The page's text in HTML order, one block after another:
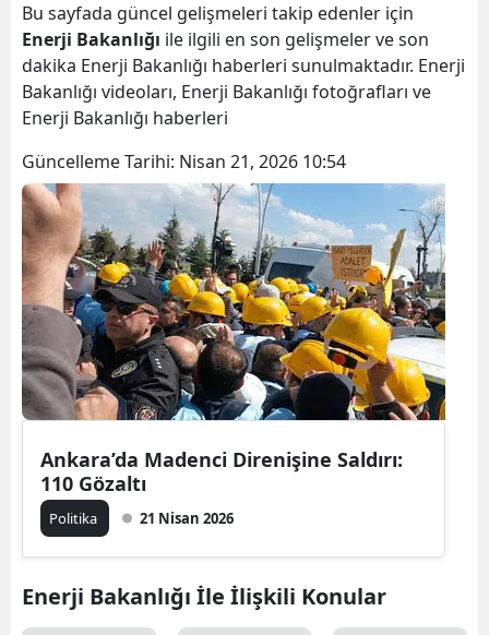
Bu sayfada güncel gelişmeleri takip edenler için
Enerji Bakanlığı ile ilgili en son gelişmeler ve son
dakika Enerji Bakanlığı haberleri sunulmaktadır. Enerji
Bakanlığı videoları, Enerji Bakanlığı fotoğrafları ve
Enerji Bakanlığı haberleri
Güncelleme Tarihi: Nisan 21, 2026 10:54
Ankara’da Madenci Direnişine Saldırı:
110 Gözaltı
Politika 21 Nisan 2026
Enerji Bakanlığı İle İlişkili Konular